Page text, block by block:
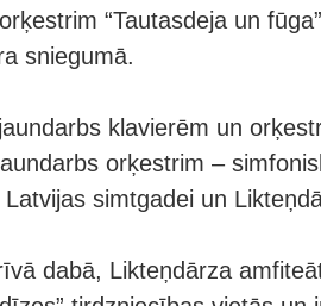
“Tautasdeja un
sniegumā.
klavierēm un
orķestrim –
simtgadei un
dabā, Likteņdārza